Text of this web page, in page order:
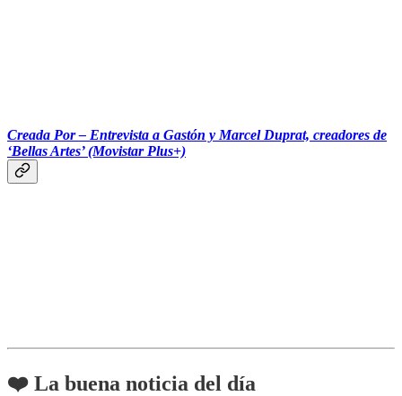
Creada Por – Entrevista a Gastón y Marcel Duprat, creadores de
‘Bellas Artes’ (Movistar Plus+)
❤️ La buena noticia del día